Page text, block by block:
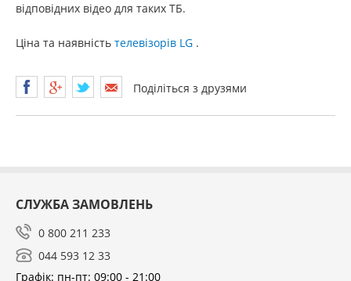
відповідних відео для таких ТБ.
Ціна та наявність телевізорів LG .
Поділіться з друзями
СЛУЖБА ЗАМОВЛЕНЬ
0 800 211 233
044 593 12 33
Графік: пн-пт: 09:00 - 21:00